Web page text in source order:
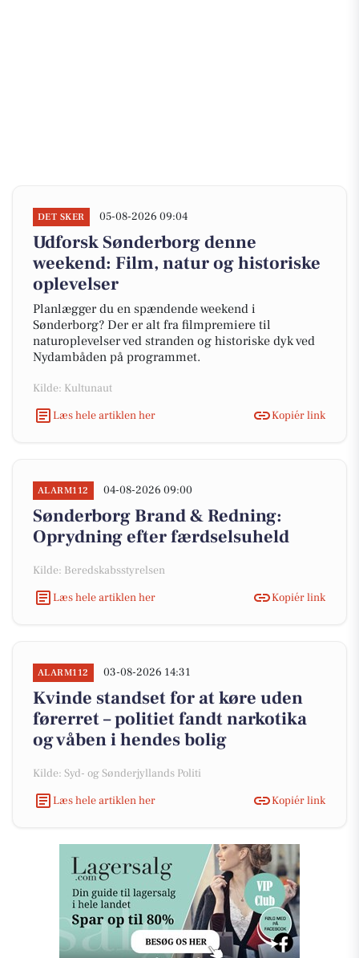
DET SKER 05-08-2026 09:04
Udforsk Sønderborg denne
weekend: Film, natur og historiske
oplevelser
Planlægger du en spændende weekend i
Sønderborg? Der er alt fra filmpremiere til
naturoplevelser ved stranden og historiske dyk ved
Nydambåden på programmet.
Kilde: Kultunaut
Læs hele artiklen her
Kopiér link
ALARM112 04-08-2026 09:00
Sønderborg Brand & Redning:
Oprydning efter færdselsuheld
Kilde: Beredskabsstyrelsen
Læs hele artiklen her
Kopiér link
ALARM112 03-08-2026 14:31
Kvinde standset for at køre uden
førerret – politiet fandt narkotika
og våben i hendes bolig
Kilde: Syd- og Sønderjyllands Politi
Læs hele artiklen her
Kopiér link